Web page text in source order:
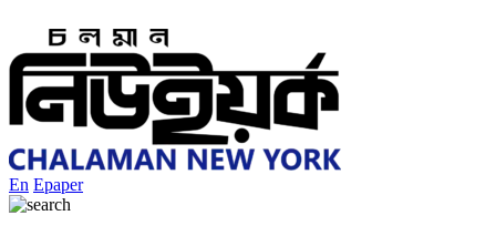
En Epaper